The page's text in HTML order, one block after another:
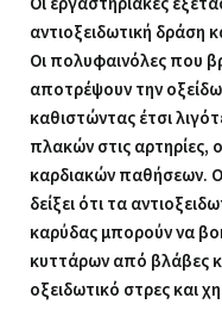
αντιοξειδωτική δράση
Οι πολυφαινόλες που
αποτρέψουν την
καθιστώντας έτσι
πλακών στις αρτηρίες,
καρδιακών παθήσεων.
δείξει ότι τα
καρύδας μπορούν να
κυττάρων από βλάβες
οξειδωτικό στρες και